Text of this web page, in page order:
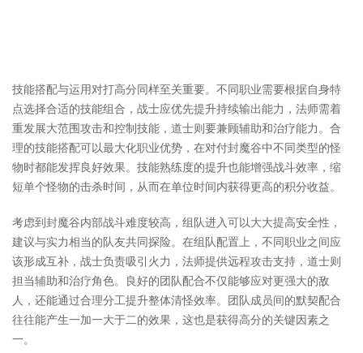
技能搭配与运用对打高分同样至关重要。不同职业需要根据自身特
点选择合适的技能组合，战士应优先提升持续输出能力，法师需着
重发展大范围攻击和控制技能，道士则要兼顾辅助和治疗能力。合
理的技能搭配可以最大化职业优势，在对付封魔谷中不同类型的怪
物时都能发挥良好效果。技能熟练度的提升也能增强战斗效率，缩
短单个怪物的击杀时间，从而在单位时间内获得更高的积分收益。
考虑到封魔谷内部战斗难度较高，组队进入可以大大提高安全性，
建议与实力相当的队友共同探险。在组队配置上，不同职业之间应
该形成互补，战士负责吸引火力，法师提供远程攻击支持，道士则
担当辅助和治疗角色。良好的团队配合不仅能够应对更强大的敌
人，还能通过合理分工提升整体清怪效率。团队成员间的默契配合
往往能产生一加一大于二的效果，这也是获得高分的关键因素之
一。